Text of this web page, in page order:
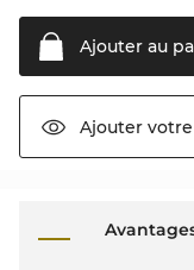
Ajouter au
Ajouter votre